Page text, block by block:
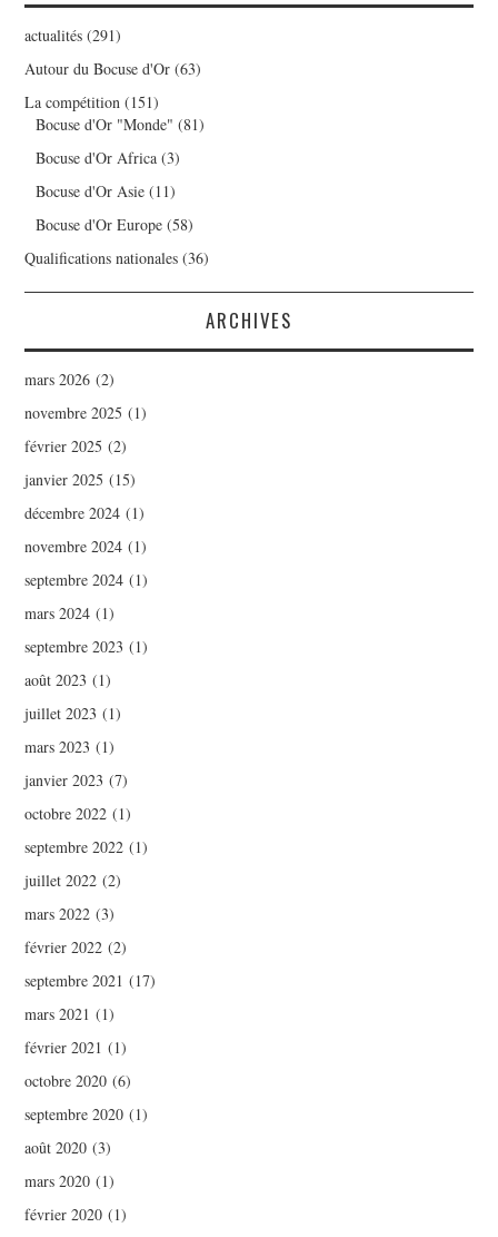
actualités (291)
Autour du Bocuse d'Or (63)
La compétition (151)
Bocuse d'Or "Monde" (81)
Bocuse d'Or Africa (3)
Bocuse d'Or Asie (11)
Bocuse d'Or Europe (58)
Qualifications nationales (36)
ARCHIVES
mars 2026 (2)
novembre 2025 (1)
février 2025 (2)
janvier 2025 (15)
décembre 2024 (1)
novembre 2024 (1)
septembre 2024 (1)
mars 2024 (1)
septembre 2023 (1)
août 2023 (1)
juillet 2023 (1)
mars 2023 (1)
janvier 2023 (7)
octobre 2022 (1)
septembre 2022 (1)
juillet 2022 (2)
mars 2022 (3)
février 2022 (2)
septembre 2021 (17)
mars 2021 (1)
février 2021 (1)
octobre 2020 (6)
septembre 2020 (1)
août 2020 (3)
mars 2020 (1)
février 2020 (1)